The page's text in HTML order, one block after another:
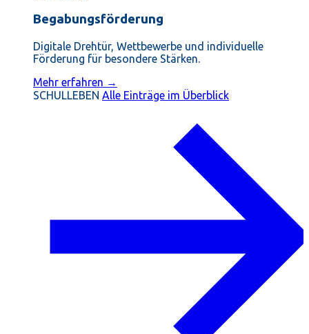
Begabungsförderung
Digitale Drehtür, Wettbewerbe und individuelle
Förderung für besondere Stärken.
Mehr erfahren →
SCHULLEBEN Alle Einträge im Überblick